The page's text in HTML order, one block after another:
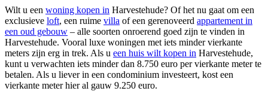
Wilt u een woning kopen in Harvestehude? Of het nu gaat om een
exclusieve loft, een ruime villa of een gerenoveerd appartement in
een oud gebouw – alle soorten onroerend goed zijn te vinden in
Harvestehude. Vooral luxe woningen met iets minder vierkante
meters zijn erg in trek. Als u een huis wilt kopen in Harvestehude,
kunt u verwachten iets minder dan 8.750 euro per vierkante meter te
betalen. Als u liever in een condominium investeert, kost een
vierkante meter hier al gauw 9.250 euro.